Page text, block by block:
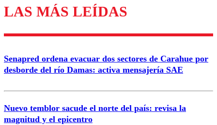
Los comentarios son moderados para garantizar un
diálogo respetuoso.
Nombre
Correo
LAS MÁS LEÍDAS
Senapred ordena evacuar dos sectores de Carahue por
desborde del río Damas: activa mensajería SAE
Nuevo temblor sacude el norte del país: revisa la
magnitud y el epicentro